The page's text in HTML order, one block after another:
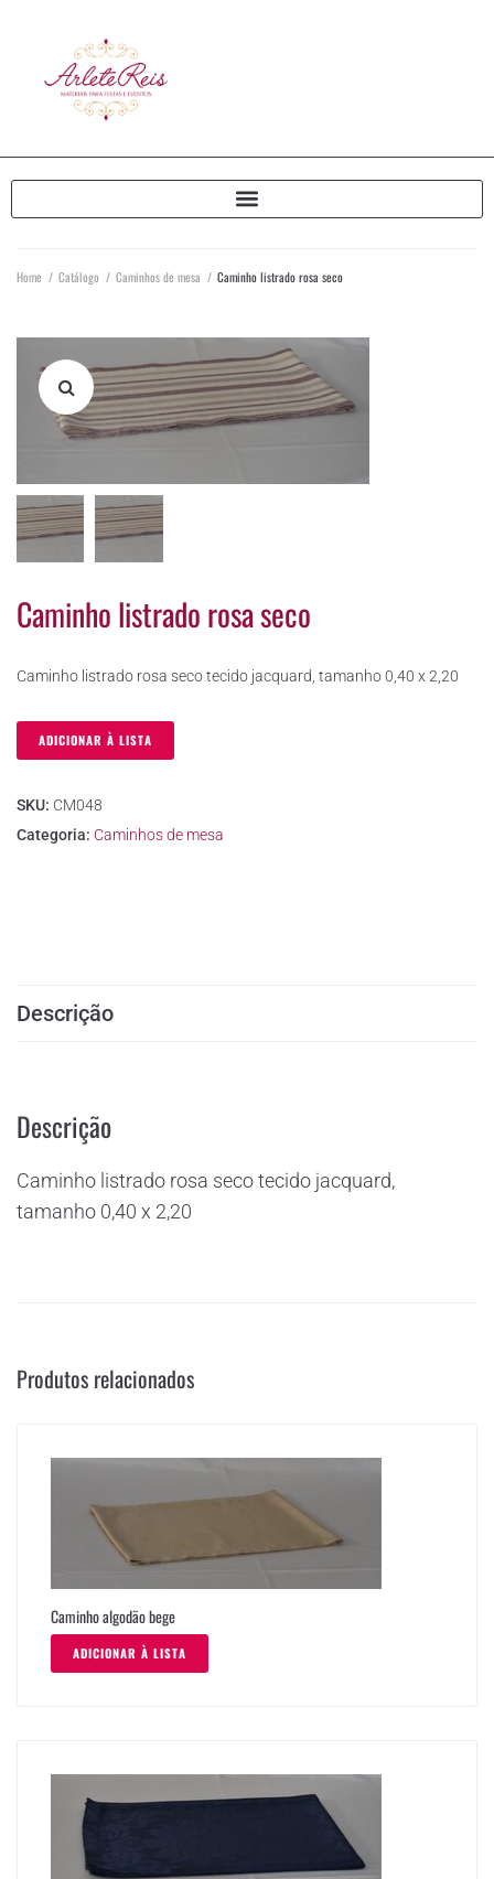
Home / Catálogo / Caminhos de mesa / Caminho listrado rosa seco
Caminho listrado rosa seco
Caminho listrado rosa seco tecido jacquard, tamanho 0,40 x 2,20
ADICIONAR À LISTA
SKU: CM048
Categoria: Caminhos de mesa
Descrição
Descrição
Caminho listrado rosa seco tecido jacquard,
tamanho 0,40 x 2,20
Produtos relacionados
Caminho algodão bege
ADICIONAR À LISTA